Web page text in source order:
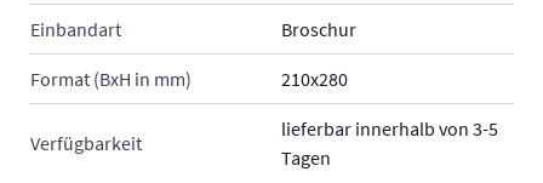
Einbandart Broschur
Format (BxH in mm) 210x280
Verfügbarkeit
lieferbar innerhalb von 3-5
Tagen